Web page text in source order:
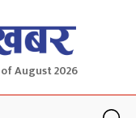
August 2026